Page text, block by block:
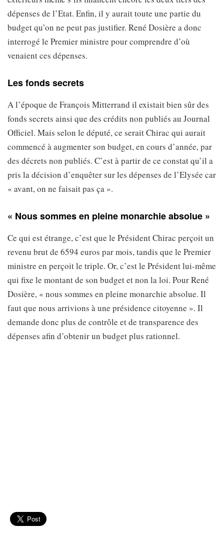
dépenses de l’Etat. Enfin, il y aurait toute une partie du
budget qu’on ne peut pas justifier. René Dosière a donc
interrogé le Premier ministre pour comprendre d’où
venaient ces dépenses.
Les fonds secrets
A l’époque de François Mitterrand il existait bien sûr des
fonds secrets ainsi que des crédits non publiés au Journal
Officiel. Mais selon le député, ce serait Chirac qui aurait
commencé à augmenter son budget, en cours d’année, par
des décrets non publiés. C’est à partir de ce constat qu’il a
pris la décision d’enquêter sur les dépenses de l’Elysée car
« avant, on ne faisait pas ça ».
« Nous sommes en pleine monarchie absolue »
Ce qui est étrange, c’est que le Président Chirac perçoit un
revenu brut de 6594 euros par mois, tandis que le Premier
ministre en perçoit le triple. Or, c’est le Président lui-même
qui fixe le montant de son budget et non la loi. Pour René
Dosière, « nous sommes en pleine monarchie absolue. Il
faut que nous arrivions à une présidence citoyenne ». Il
demande donc plus de contrôle et de transparence des
dépenses afin d’obtenir un budget plus rationnel.